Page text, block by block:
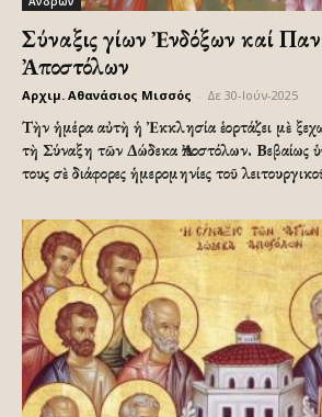
Σύναξις Ἁγίων Ἐνδόξων καί
Ἀποστόλων
Αρχιμ. Αθανάσιος Μισσός Δε 30-Ιούν-2025
Τὴν ἡμέρα αὐτὴ ἡ Ἐκκλησία ἑορτάζει μὲ
τὴ Σύναξη τῶν Δώδεκα Ἀποστόλων. Βεβαίως
τους σὲ διάφορες ἡμερομηνίες τοῦ